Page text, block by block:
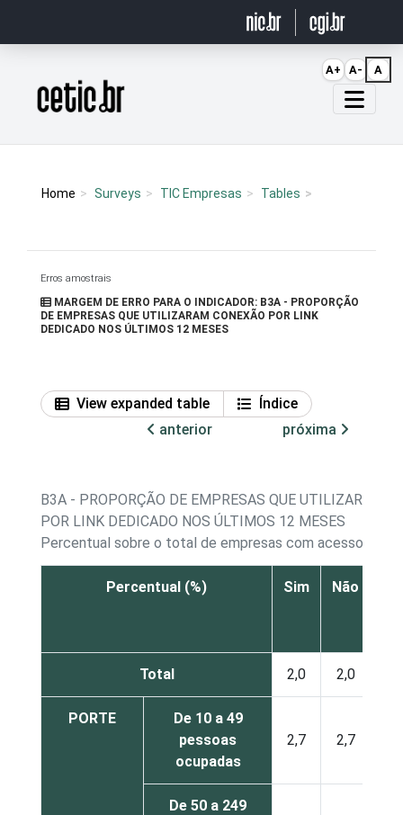
Página inicial
Home Surveys TIC Empresas Tables
Erros amostrais
MARGEM DE ERRO PARA O INDICADOR: B3A - PROPORÇÃO
DE EMPRESAS QUE UTILIZARAM CONEXÃO POR LINK
DEDICADO NOS ÚLTIMOS 12 MESES
View expanded table
Índice
anterior
próxima
B3A - PROPORÇÃO DE EMPRESAS QUE UTILIZARAM
POR LINK DEDICADO NOS ÚLTIMOS 12 MESES
Percentual sobre o total de empresas com acesso à
Percentual (%) Sim Não
Total 2,0 2,0
PORTE
De 10 a 49
pessoas
ocupadas
2,7 2,7
De 50 a 249
A+ A- A